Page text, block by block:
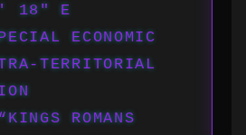
18″ E
ECONOMIC
TERRITORIAL
ROMANS